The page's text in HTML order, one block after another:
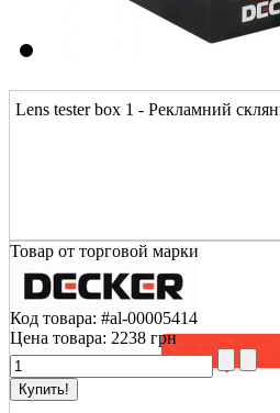
Lens tester box 1 - Рекламний
Товар от торговой марки
Код товара: #al-00005414
Цена товара: 2238 грн
Сообщаем Вам о том, что доставку товаров/